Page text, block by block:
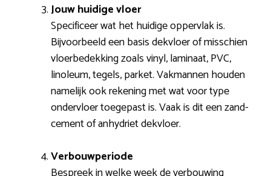
Jouw huidige vloer
Specificeer wat het huidige oppervlak is.
Bijvoorbeeld een basis dekvloer of misschien
vloerbedekking zoals vinyl, laminaat, PVC,
linoleum, tegels, parket. Vakmannen houden
namelijk ook rekening met wat voor type
ondervloer toegepast is. Vaak is dit een zand-
cement of anhydriet dekvloer.
Verbouwperiode